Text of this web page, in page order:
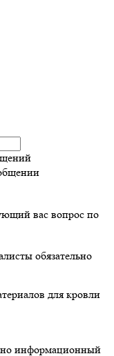
вас вопрос по
обязательно
для кровли
информационный